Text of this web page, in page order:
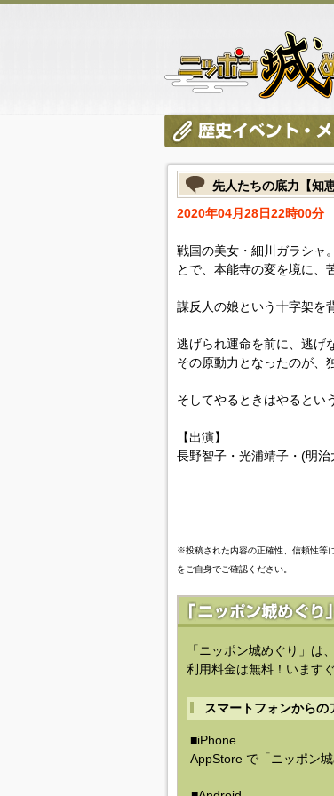
先人たちの底力【知
2020年04月28日22時00分
戦国の美女・細川ガラシャ
とで、本能寺の変を境に、
謀反人の娘という十字架を
逃げられ運命を前に、逃げ
その原動力となったのが、
そしてやるときはやるとい
【出演】
長野智子・光浦靖子・(明
※投稿された内容の正確性、信頼性等
をご自身でご確認ください。
「ニッポン城めぐり」は
利用料金は無料！います
スマートフォンからの
■iPhone
AppStore で「ニッポン城